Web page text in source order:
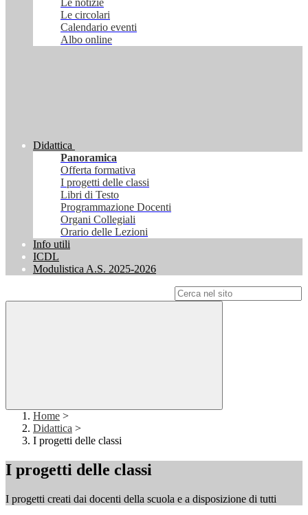
Le notizie
Le circolari
Calendario eventi
Albo online
Didattica
Panoramica
Offerta formativa
I progetti delle classi
Libri di Testo
Programmazione Docenti
Organi Collegiali
Orario delle Lezioni
Info utili
ICDL
Modulistica A.S. 2025-2026
Home >
Didattica >
I progetti delle classi
I progetti delle classi
I progetti creati dai docenti della scuola e a disposizione di tutti